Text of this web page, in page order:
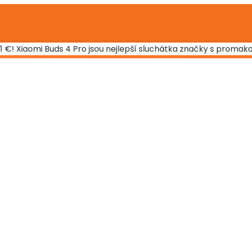
€! Xiaomi Buds 4 Pro jsou nejlepší sluchátka značky s